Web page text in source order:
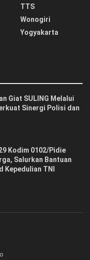
TTS
Wonogiri
Yogyakarta
Giat SULING Melalui
Sinergi Polisi dan
Kodim 0102/Pidie
Salurkan Bantuan
Kepedulian TNI